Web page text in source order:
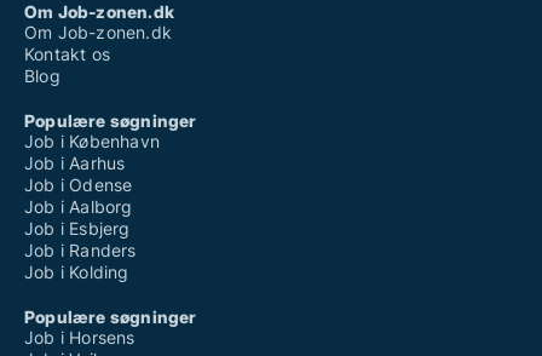
Om Job-zonen.dk
Om Job-zonen.dk
Kontakt os
Blog
Populære søgninger
Job i København
Job i Aarhus
Job i Odense
Job i Aalborg
Job i Esbjerg
Job i Randers
Job i Kolding
Populære søgninger
Job i Horsens